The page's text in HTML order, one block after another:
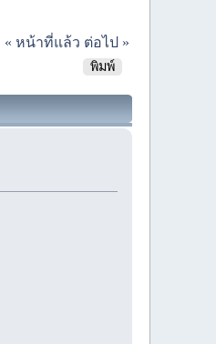
« หน้าที่แล้ว ต่อไป »
พิมพ์